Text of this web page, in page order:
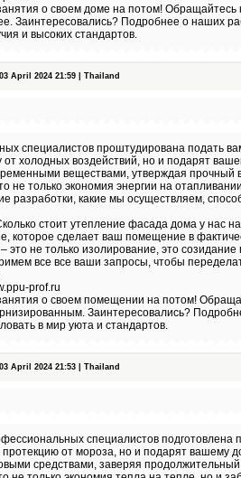
о своем доме на потом!
Заинтересовались? Подробнее о наших
и высоких стандартов.
April 2024 21:59 | Thailand
специалистов проштудирована подать
холодных воздействий, но и подарят
веществами, утверждая
не только экономия энергии на
разработки, какие мы осуществляем,
стоит утепление фасада дома у нас
которое сделает ваш помещение в
это не только изолирование, это
все все ваши запросы, чтобы
prof.ru
о своем помещении на потом!
Заинтересовались?
в мир уюта и стандартов.
April 2024 21:53 | Thailand
специалистов подготовлена
от мороза, но и подарят вашему
средствами, заверяя